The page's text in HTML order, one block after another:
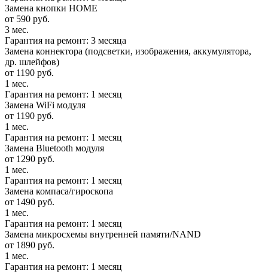
Замена кнопки HOME
от 590 руб.
3 мес.
Гарантия на ремонт: 3 месяца
Замена коннектора (подсветки, изображения, аккумулятора,
др. шлейфов)
от 1190 руб.
1 мес.
Гарантия на ремонт: 1 месяц
Замена WiFi модуля
от 1190 руб.
1 мес.
Гарантия на ремонт: 1 месяц
Замена Bluetooth модуля
от 1290 руб.
1 мес.
Гарантия на ремонт: 1 месяц
Замена компаса/гироскопа
от 1490 руб.
1 мес.
Гарантия на ремонт: 1 месяц
Замена микросхемы внутренней памяти/NAND
от 1890 руб.
1 мес.
Гарантия на ремонт: 1 месяц